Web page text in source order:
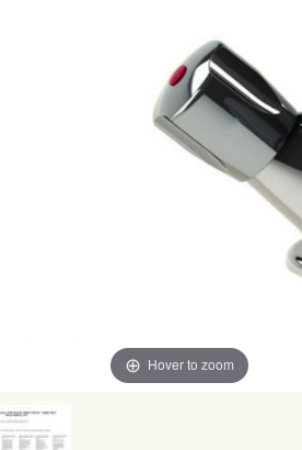
Hover to zoom